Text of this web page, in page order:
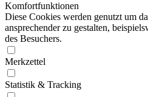
Komfortfunktionen
Diese Cookies werden genutzt um
ansprechender zu gestalten,
des Besuchers.
Merkzettel
Statistik & Tracking